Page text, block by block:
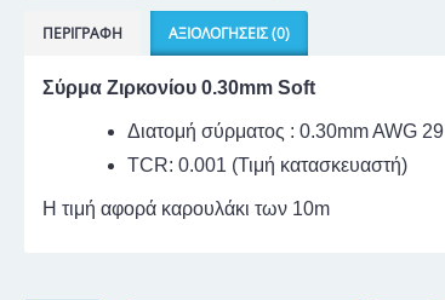
ΠΕΡΙΓΡΑΦΉ ΑΞΙΟΛΟΓΉΣΕΙΣ (0)
Σύρμα Ζιρκονίου 0.30mm Soft
Διατομή σύρματος : 0.30mm AWG 29
TCR: 0.001 (Τιμή κατασκευαστή)
Η τιμή αφορά καρουλάκι των 10m